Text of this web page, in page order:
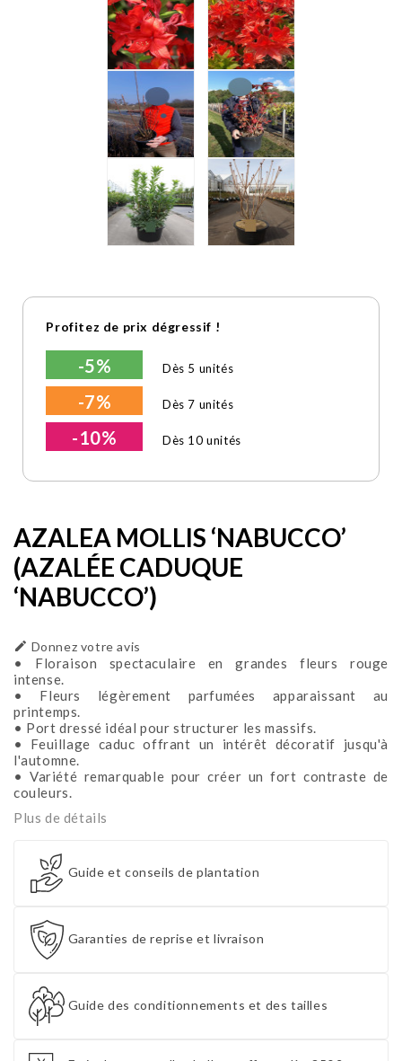
Profitez de prix dégressif !
-5% Dès 5 unités
-7% Dès 7 unités
-10% Dès 10 unités
AZALEA MOLLIS ‘NABUCCO’
(AZALÉE CADUQUE
‘NABUCCO’)
 Donnez votre avis
• Floraison spectaculaire en grandes fleurs rouge
intense.
• Fleurs légèrement parfumées apparaissant au
printemps.
• Port dressé idéal pour structurer les massifs.
• Feuillage caduc offrant un intérêt décoratif jusqu'à
l'automne.
• Variété remarquable pour créer un fort contraste de
couleurs.
Plus de détails
Guide et conseils de plantation
Garanties de reprise et livraison
Guide des conditionnements et des tailles